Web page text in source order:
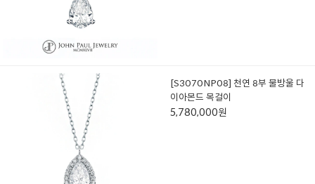
[S3070NP08] 천연 8부 물방울 다
이아몬드 목걸이
5,780,000원